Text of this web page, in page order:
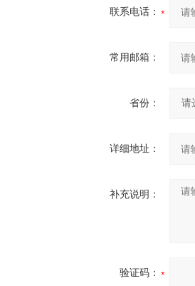
联系电话：
常用邮箱：
省份：
详细地址：
补充说明：
验证码：